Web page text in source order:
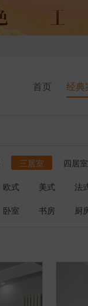
首页 经典
三居室
四居室
欧式 美式
法
卧室 书房 厨